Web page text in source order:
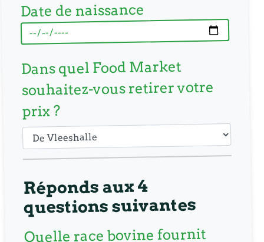
Date de naissance
Dans quel Food Market
souhaitez-vous retirer votre
prix ?
Réponds aux 4
questionssuivantes
Quelle race bovine fournit